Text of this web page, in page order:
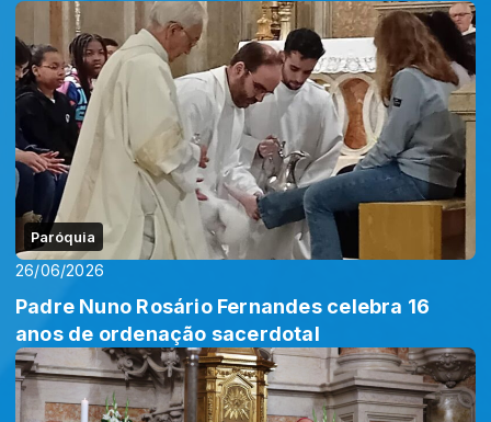
Paróquia
26/06/2026
Padre Nuno Rosário Fernandes celebra 16
anos de ordenação sacerdotal